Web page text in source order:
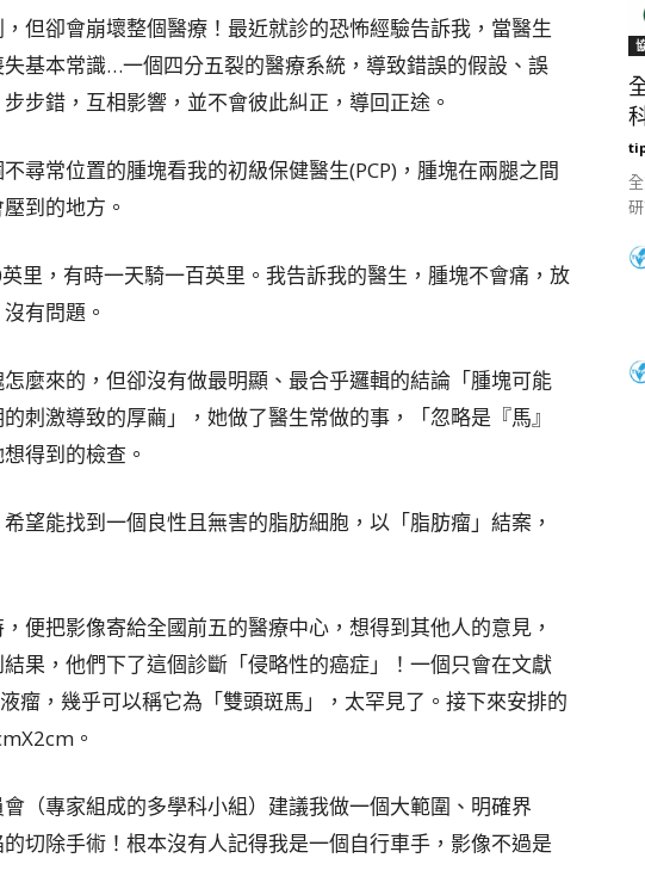
，但卻會崩壞整個醫療！最近就診的恐怖經驗告訴我，當醫生
基本常識…一個四分五裂的醫療系統，導致錯誤的假設、誤
步錯，互相影響，並不會彼此糾正，導回正途。
尋常位置的腫塊看我的初級保健醫生(PCP)，腫塊在兩腿之間
到的地方。
里，有時一天騎一百英里。我告訴我的醫生，腫塊不會痛，放
有問題。
麼來的，但卻沒有做最明顯、最合乎邏輯的結論「腫塊可能
刺激導致的厚繭」，她做了醫生常做的事，「忽略是『馬』
得到的檢查。
望能找到一個良性且無害的脂肪細胞，以「脂肪瘤」結案，
便把影像寄給全國前五的醫療中心，想得到其他人的意見，
果，他們下了這個診斷「侵略性的癌症」！一個只會在文獻
瘤，幾乎可以稱它為「雙頭斑馬」，太罕見了。接下來安排的
。
（專家組成的多學科小組）建議我做一個大範圍、明確界
切除手術！根本沒有人記得我是一個自行車手，影像不過是